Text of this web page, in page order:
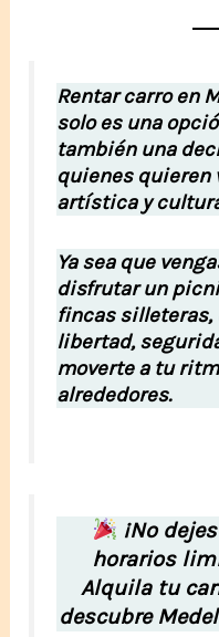
Rentar carro en
solo es una
también una
quienes quieren
artística y
Ya sea que
disfrutar un
fincas silleteras,
libertad,
moverte a tu
alrededores.
¡No
horarios
Alquila tu
descubre